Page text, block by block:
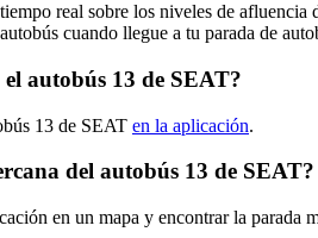
real sobre los niveles de afluencia
cuando llegue a tu parada de
autobús 13 de SEAT?
13 de SEAT en la aplicación.
del autobús 13 de SEAT?
en un mapa y encontrar la parada